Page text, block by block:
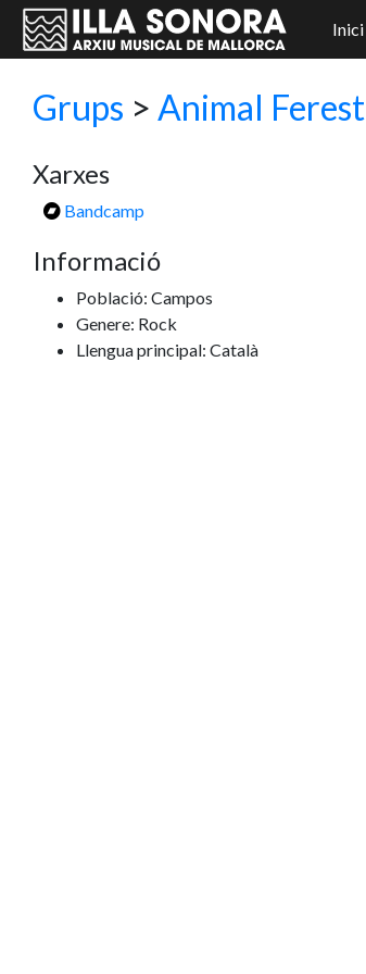
Inici
Grups > Animal Ferest
Xarxes
Bandcamp
Informació
Població: Campos
Genere: Rock
Llengua principal: Català